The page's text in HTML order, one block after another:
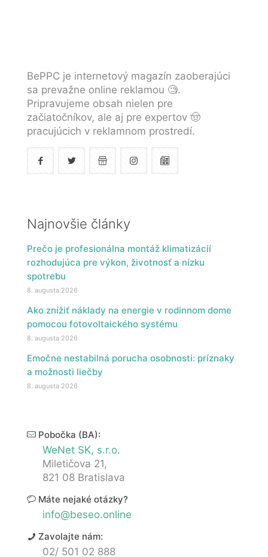
BePPC je internetový magazín zaoberajúci
sa prevažne online reklamou 🧐.
Pripravujeme obsah nielen pre
začiatočníkov, ale aj pre expertov 🤠
pracujúcich v reklamnom prostredí.
Najnovšie články
Prečo je profesionálna montáž klimatizácií
rozhodujúca pre výkon, životnosť a nízku
spotrebu
8. augusta 2026
Ako znížiť náklady na energie v rodinnom dome
pomocou fotovoltaického systému
8. augusta 2026
Emočne nestabilná porucha osobnosti: príznaky
a možnosti liečby
8. augusta 2026
Pobočka (BA):
WeNet SK, s.r.o.
Miletičova 21,
821 08 Bratislava
Máte nejaké otázky?
info@beseo.online
Zavolajte nám:
02/ 501 02 888